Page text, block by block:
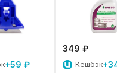
+59 ₽
349 ₽
Кешбэк